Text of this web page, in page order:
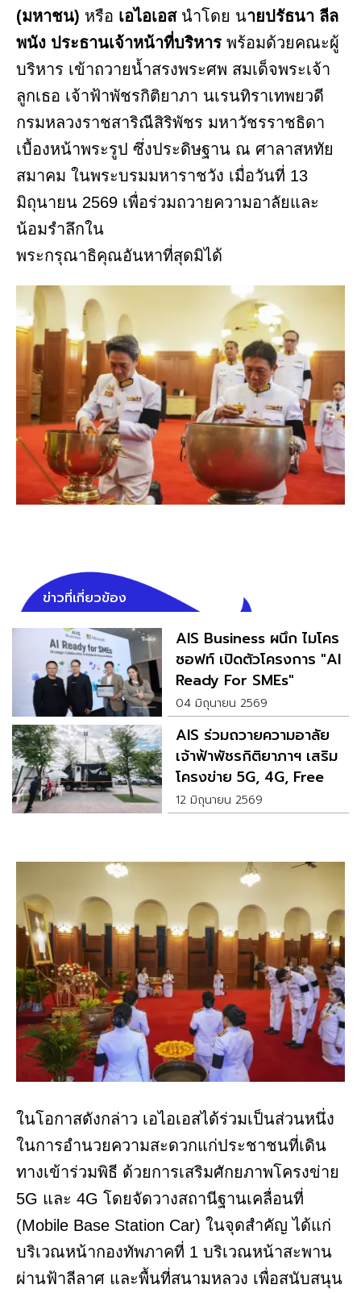
(มหาชน) หรือ เอไอเอสนำโดย นายปรัธนา ลีล
พนัง ประธานเจ้าหน้าที่บริหาร พร้อมด้วยคณะผู้
บริหาร เข้าถวายน้ำสรงพระศพ สมเด็จพระเจ้า
ลูกเธอ เจ้าฟ้าพัชรกิติยาภา นเรนทิราเทพยวดี
กรมหลวงราชสาริณีสิริพัชร มหาวัชรราชธิดา
เบื้องหน้าพระรูป ซึ่งประดิษฐาน ณ ศาลาสหทัย
สมาคม ในพระบรมมหาราชวัง เมื่อวันที่ 13
มิถุนายน 2569 เพื่อร่วมถวายความอาลัยและ
น้อมรำลึกใน
พระกรุณาธิคุณอันหาที่สุดมิได้
ข่าวที่เกี่ยวข้อง
AIS Business ผนึก ไมโคร
ซอฟท์ เปิดตัวโครงการ "AI
Ready For SMEs"
04 มิถุนายน 2569
AIS ร่วมถวายความอาลัย
เจ้าฟ้าพัชรกิติยาภาฯ เสริม
โครงข่าย 5G, 4G, Free
WiFi อำนวยความสะดวก
ประชาชนร่วมพิธี
12 มิถุนายน 2569
ในโอกาสดังกล่าว เอไอเอสได้ร่วมเป็นส่วนหนึ่ง
ในการอำนวยความสะดวกแก่ประชาชนที่เดิน
ทางเข้าร่วมพิธี ด้วยการเสริมศักยภาพโครงข่าย
5G และ 4G โดยจัดวางสถานีฐานเคลื่อนที่
(Mobile Base Station Car) ในจุดสำคัญ ได้แก่
บริเวณหน้ากองทัพภาคที่ 1 บริเวณหน้าสะพาน
ผ่านฟ้าลีลาศ และพื้นที่สนามหลวง เพื่อสนับสนุน